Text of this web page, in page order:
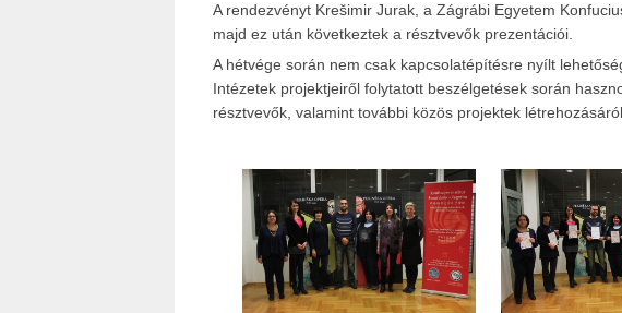
A rendezvényt Krešimir Jurak, a Zágrábi Egyetem
majd ez után következtek a résztvevők prezentációi.
A hétvége során nem csak kapcsolatépítésre nyílt
Intézetek projektjeiről folytatott beszélgetések során
résztvevők, valamint további közös projektek